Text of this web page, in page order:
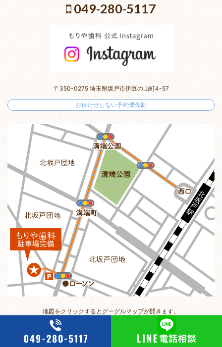
049-280-5117
〒350-0275 埼玉県坂戸市伊豆の山町4-57
お待たせしない予約優先制
地図をクリックするとグーグルマップが開きます。
Copyright© 北坂戸（坂戸）の歯科・歯医者・入れ歯なら「もりや歯科」へ ,
2026 All Rights Reserved.